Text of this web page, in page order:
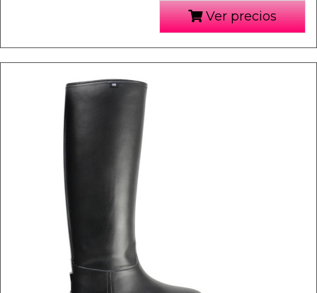
Ver precios